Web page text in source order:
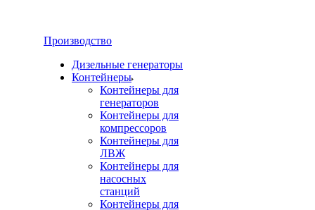
Производство
Дизельные генераторы
Контейнеры
Контейнеры для
генераторов
Контейнеры для
компрессоров
Контейнеры для
ЛВЖ
Контейнеры для
насосных
станций
Контейнеры для